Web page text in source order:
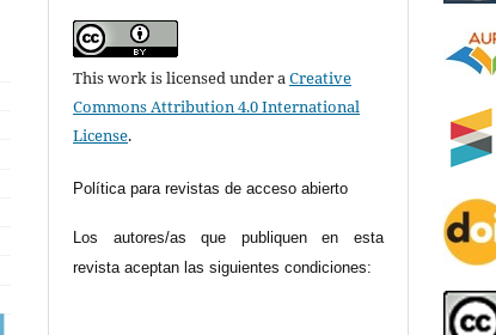
This work is licensed under aCreative
Commons Attribution 4.0 International
License.
Política para revistas de acceso abierto
Los autores/as que publiquen en esta
revista aceptan las siguientes condiciones: